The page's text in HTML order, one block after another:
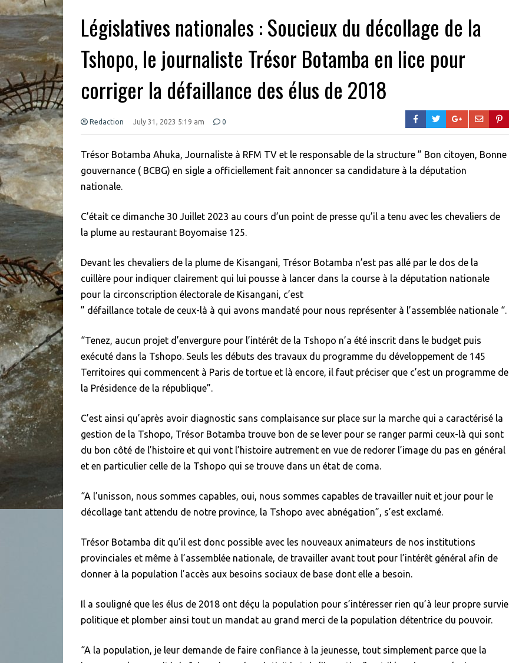
Législatives nationales : Soucieux du décollage de la
Tshopo, le journaliste Trésor Botamba en lice pour
corriger la défaillance des élus de 2018
Redaction July 31, 2023 5:19 am 0
Trésor Botamba Ahuka, Journaliste à RFM TV et le responsable de la structure ” Bon citoyen, Bonne
gouvernance ( BCBG) en sigle a officiellement fait annoncer sa candidature à la députation
nationale.
C’était ce dimanche 30 Juillet 2023 au cours d’un point de presse qu’il a tenu avec les chevaliers de
la plume au restaurant Boyomaise 125.
Devant les chevaliers de la plume de Kisangani, Trésor Botamba n’est pas allé par le dos de la
cuillère pour indiquer clairement qui lui pousse à lancer dans la course à la députation nationale
pour la circonscription électorale de Kisangani, c’est
” défaillance totale de ceux-là à qui avons mandaté pour nous représenter à l’assemblée nationale “.
“Tenez, aucun projet d’envergure pour l’intérêt de la Tshopo n’a été inscrit dans le budget puis
exécuté dans la Tshopo. Seuls les débuts des travaux du programme du développement de 145
Territoires qui commencent à Paris de tortue et là encore, il faut préciser que c’est un programme de
la Présidence de la république”.
C’est ainsi qu’après avoir diagnostic sans complaisance sur place sur la marche qui a caractérisé la
gestion de la Tshopo, Trésor Botamba trouve bon de se lever pour se ranger parmi ceux-là qui sont
du bon côté de l’histoire et qui vont l’histoire autrement en vue de redorer l’image du pas en général
et en particulier celle de la Tshopo qui se trouve dans un état de coma.
“A l’unisson, nous sommes capables, oui, nous sommes capables de travailler nuit et jour pour le
décollage tant attendu de notre province, la Tshopo avec abnégation”, s’est exclamé.
Trésor Botamba dit qu’il est donc possible avec les nouveaux animateurs de nos institutions
provinciales et même à l’assemblée nationale, de travailler avant tout pour l’intérêt général afin de
donner à la population l’accès aux besoins sociaux de base dont elle a besoin.
Il a souligné que les élus de 2018 ont déçu la population pour s’intéresser rien qu’à leur propre survie
politique et plomber ainsi tout un mandat au grand merci de la population détentrice du pouvoir.
“A la population, je leur demande de faire confiance à la jeunesse, tout simplement parce que la